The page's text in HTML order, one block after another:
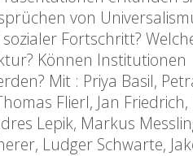
von
Fortschritt?
Können Institutionen
Mit : Priya Basil,
Flierl, Jan
Lepik, Markus
Ludger Schwarte,